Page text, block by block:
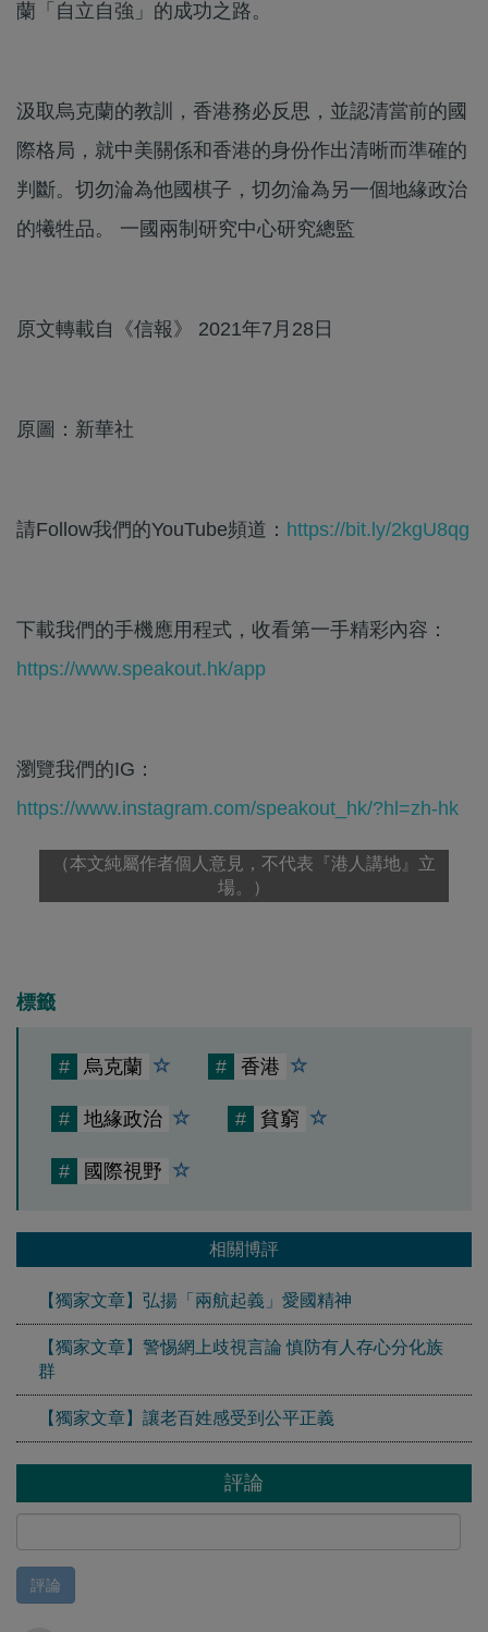
蘭「自立自強」的成功之路。
汲取烏克蘭的教訓，香港務必反思，並認清當前的國
際格局，就中美關係和香港的身份作出清晰而準確的
判斷。切勿淪為他國棋子，切勿淪為另一個地緣政治
的犧牲品。 一國兩制研究中心研究總監
原文轉載自《信報》 2021年7月28日
原圖：新華社
請Follow我們的YouTube頻道： https://bit.ly/2kgU8qg
下載我們的手機應用程式，收看第一手精彩內容：
https://www.speakout.hk/app
瀏覽我們的IG：
https://www.instagram.com/speakout_hk/?hl=zh-hk
（本文純屬作者個人意見，不代表『港人講地』立
場。）
標籤
# 烏克蘭 # 香港
# 地緣政治 # 貧窮
# 國際視野
相關博評
【獨家文章】弘揚「兩航起義」愛國精神
【獨家文章】警惕網上歧視言論 慎防有人存心分化族
群
【獨家文章】讓老百姓感受到公平正義
評論
評論